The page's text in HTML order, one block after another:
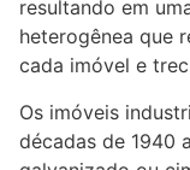
resultando em
heterogênea que
cada imóvel e
Os imóveis
décadas de 1940